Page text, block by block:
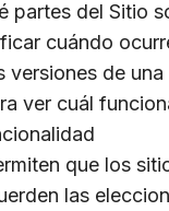
partes del Sitio
cuándo
versiones de una
ver cuál
que los
las